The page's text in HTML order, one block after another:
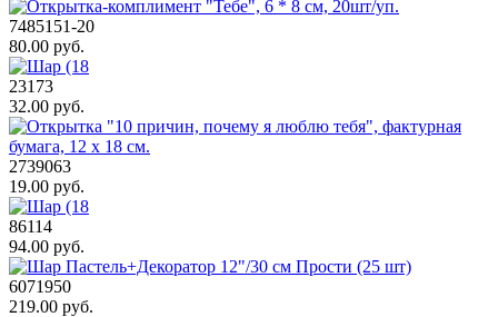
7485151-20
80.00 руб.
23173
32.00 руб.
2739063
19.00 руб.
86114
94.00 руб.
6071950
219.00 руб.